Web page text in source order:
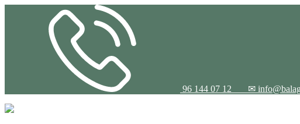
96 144 07 12 ✉